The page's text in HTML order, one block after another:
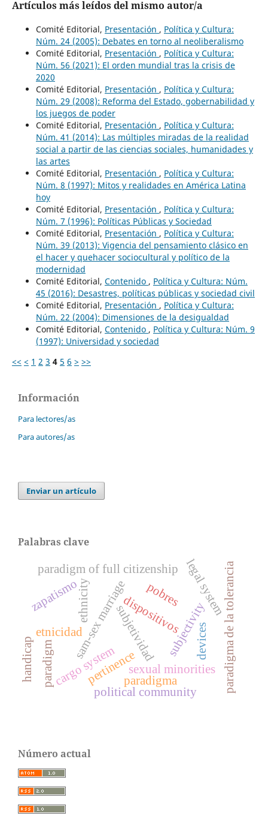
Artículos más leídos del mismo autor/a
Comité Editorial, Presentación , Política y Cultura:
Núm. 24 (2005): Debates en torno al neoliberalismo
Comité Editorial, Presentación , Política y Cultura:
Núm. 56 (2021): El orden mundial tras la crisis de
2020
Comité Editorial, Presentación , Política y Cultura:
Núm. 29 (2008): Reforma del Estado, gobernabilidad y
los juegos de poder
Comité Editorial, Presentación , Política y Cultura:
Núm. 41 (2014): Las múltiples miradas de la realidad
social a partir de las ciencias sociales, humanidades y
las artes
Comité Editorial, Presentación , Política y Cultura:
Núm. 8 (1997): Mitos y realidades en América Latina
hoy
Comité Editorial, Presentación , Política y Cultura:
Núm. 7 (1996): Políticas Públicas y Sociedad
Comité Editorial, Presentación , Política y Cultura:
Núm. 39 (2013): Vigencia del pensamiento clásico en
el hacer y quehacer sociocultural y político de la
modernidad
Comité Editorial, Contenido , Política y Cultura: Núm.
45 (2016): Desastres, políticas públicas y sociedad civil
Comité Editorial, Presentación , Política y Cultura:
Núm. 22 (2004): Dimensiones de la desigualdad
Comité Editorial, Contenido , Política y Cultura: Núm. 9
(1997): Universidad y sociedad
<< < 1 2 3 4 5 6 > >>
Información
Para lectores/as
Para autores/as
Enviar un artículo
Palabras clave
cargo system
dispositivos
pobres
subjectivity
subjetividad
sam-sex marriage
paradigm of full citizenship
sexual minorities paradigma de la tolerancia
devices
ethnicity
etnicidad
legal system
zapatismo
paradigm
paradigma
political community
handicap pertinence
Número actual